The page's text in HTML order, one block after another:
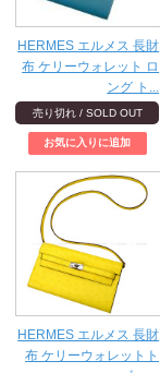
HERMES エルメス 長財
布 ケリーウォレット ロ
ング ト...
売り切れ / SOLD OUT
HERMES エルメス 長財
布 ケリーウォレットト